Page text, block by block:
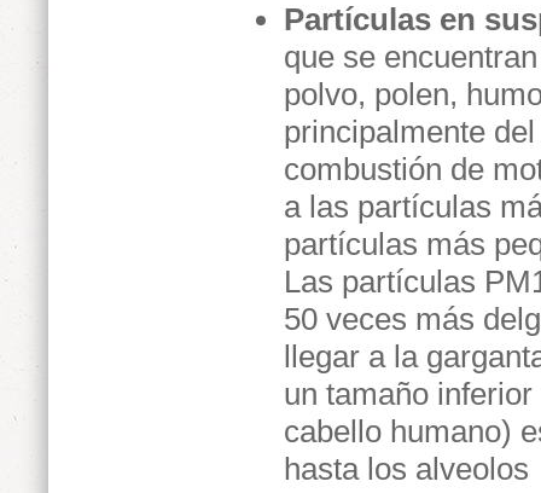
Partículas en
que se
polvo, polen,
principalmente
combustión de
a las partículas
partículas más
Las partículas
50 veces más
llegar a la
un tamaño
cabello humano)
hasta los alveolos